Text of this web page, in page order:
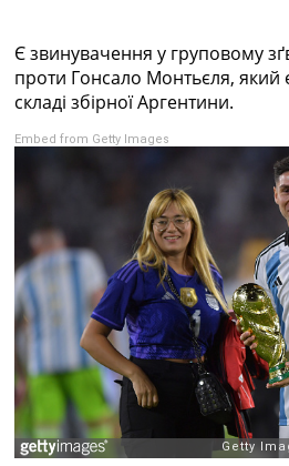
Колективний прогноз
Турніри
Чемпіонат Світу
Україна. Прем’єр-Ліга
Ліга Чемпіонів
Англія. Прем’єр-Ліга
Іспанія. Ла Ліга
Ще Турніри >>>
Таблиці
Чемпіонат Світу.
Таблиця УПЛ
Перша Ліга
Таблиця АПЛ
Таблиця Ла Ліги
Таблиця Ліги
Всі таблиці >>>
Є звинувачення у груповому
проти Гонсало Монтьєля, який
складі збірної Аргентини.
Embed from Getty Images